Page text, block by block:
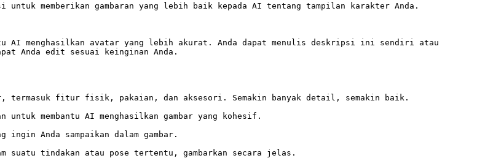
untuk memberikan gambaran yang lebih baik kepada AI tentang tampilan karakter Anda.
AI menghasilkan avatar yang lebih akurat. Anda dapat menulis deskripsi ini sendiri atau
Anda edit sesuai keinginan Anda.
termasuk fitur fisik, pakaian, dan aksesori. Semakin banyak detail, semakin baik.
membantu AI menghasilkan gambar yang kohesif.
Anda sampaikan dalam gambar.
tindakan atau pose tertentu, gambarkan secara jelas.